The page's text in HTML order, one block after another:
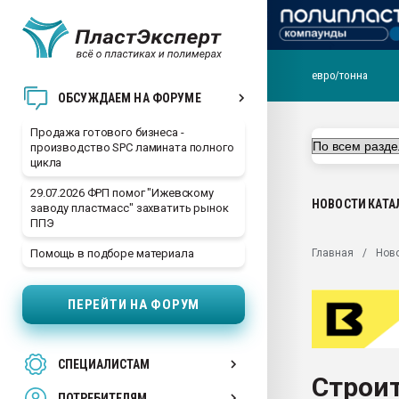
ОБСУЖДАЕМ НА ФОРУМЕ
Продажа готового бизнеса -
производство SPC ламината полного
цикла
29.07.2026 ФРП помог "Ижевскому
заводу пластмасс" захватить рынок
ППЭ
Помощь в подборе материала
ПЕРЕЙТИ НА ФОРУМ
СПЕЦИАЛИСТАМ
28.07.2026
Всё, что касается
Материал
Продам отходы
поликарбоната и АБС-
Armaloy PC/ABS-1IM
евро/тонна
НОВОСТИ
Главная